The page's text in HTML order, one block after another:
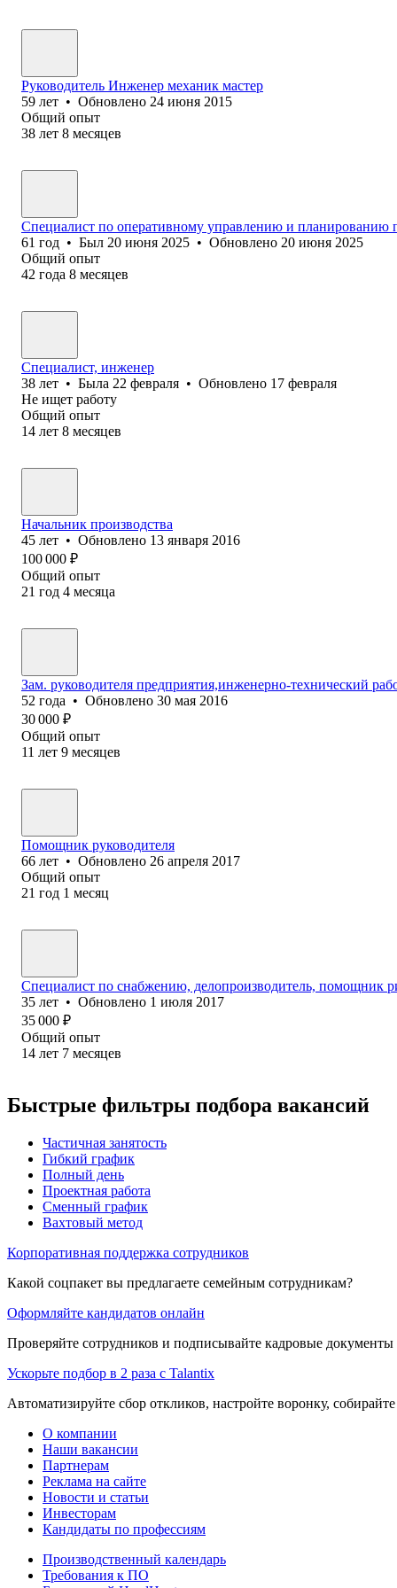
Руководитель Инженер механик мастер
59 лет • Обновлено 24 июня 2015
Общий опыт
38 лет 8 месяцев
Специалист по оперативному управлению и планированию
61 год • Был 20 июня 2025 • Обновлено 20 июня 2025
Общий опыт
42 года 8 месяцев
Специалист, инженер
38 лет • Была 22 февраля • Обновлено 17 февраля
Не ищет работу
Общий опыт
14 лет 8 месяцев
Начальник производства
45 лет • Обновлено 13 января 2016
100 000 ₽
Общий опыт
21 год 4 месяца
Зам. руководителя предприятия,инженерно-технический
52 года • Обновлено 30 мая 2016
30 000 ₽
Общий опыт
11 лет 9 месяцев
Помощник руководителя
66 лет • Обновлено 26 апреля 2017
Общий опыт
21 год 1 месяц
Специалист по снабжению, делопроизводитель, помощник
35 лет • Обновлено 1 июля 2017
35 000 ₽
Общий опыт
14 лет 7 месяцев
Быстрые фильтры подбора вакансий
Частичная занятость
Гибкий график
Полный день
Проектная работа
Сменный график
Вахтовый метод
Корпоративная поддержка сотрудников
Какой соцпакет вы предлагаете семейным сотрудникам?
Оформляйте кандидатов онлайн
Проверяйте сотрудников и подписывайте кадровые
Ускорьте подбор в 2 раза с Talantix
Автоматизируйте сбор откликов, настройте воронку,
О компании
Наши вакансии
Партнерам
Реклама на сайте
Новости и статьи
Инвесторам
Кандидаты по профессиям
Производственный календарь
Требования к ПО